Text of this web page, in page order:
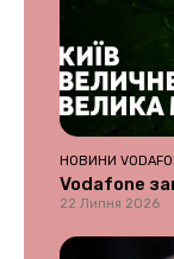
НОВИНИ
Vodafone
22 Липня 2026